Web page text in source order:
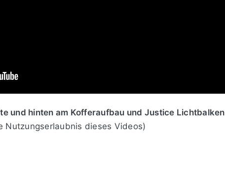
und hinten am Kofferaufbau und Justice Lichtbalken
Nutzungserlaubnis dieses Videos)